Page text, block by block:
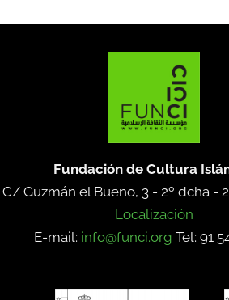
Fundación de Cultura
C/ Guzmán el Bueno, 3 - 2º dcha -
Localización
E-mail: info@funci.org Tel: 91